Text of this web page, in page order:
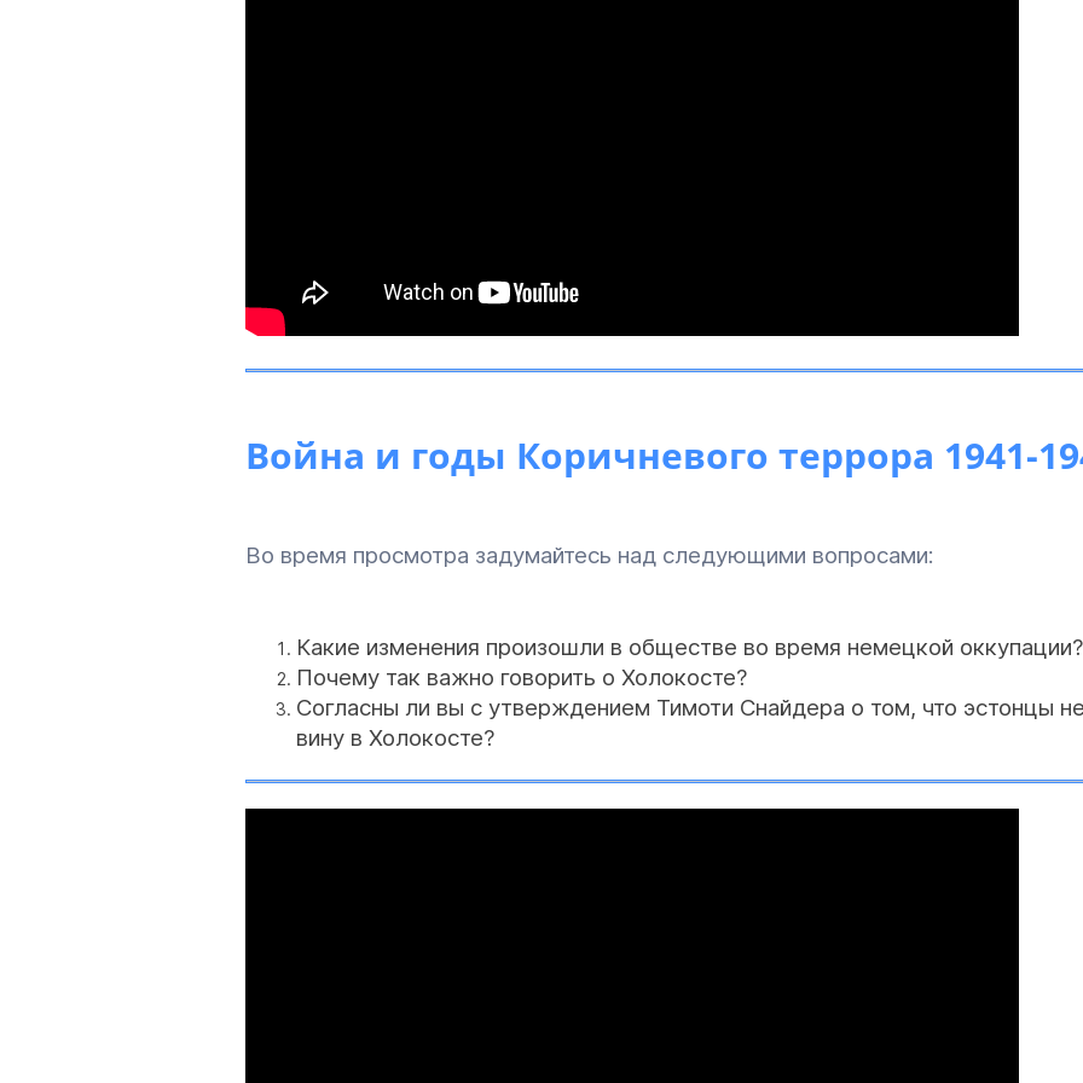
Война и годы Коричневого террора 1941-
Во время просмотра задумайтесь над следующими вопросами:
Какие изменения произошли в обществе во время немецкой оккупации?
Почему так важно говорить о Холокосте?
Согласны ли вы с утверждением Тимоти Снайдера о том, что эстонцы
вину в Холокосте?